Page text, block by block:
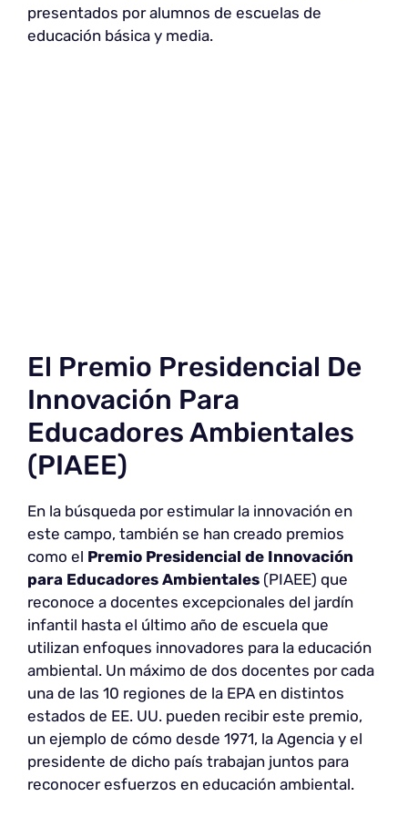
presentados por alumnos de escuelas de
educación básica y media.
El Premio Presidencial De
Innovación Para
Educadores Ambientales
(PIAEE)
En la búsqueda por estimular la innovación en
este campo, también se han creado premios
como el Premio Presidencial de Innovación
para Educadores Ambientales (PIAEE) que
reconoce a docentes excepcionales del jardín
infantil hasta el último año de escuela que
utilizan enfoques innovadores para la educación
ambiental. Un máximo de dos docentes por cada
una de las 10 regiones de la EPA en distintos
estados de EE. UU. pueden recibir este premio,
un ejemplo de cómo desde 1971, la Agencia y el
presidente de dicho país trabajan juntos para
reconocer esfuerzos en educación ambiental.